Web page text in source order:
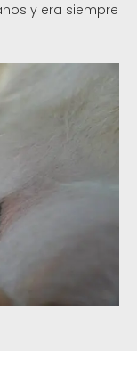
y era siempre